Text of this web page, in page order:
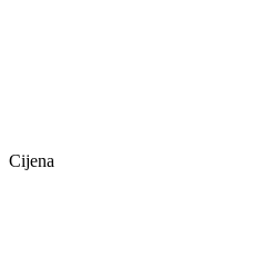
Cijena